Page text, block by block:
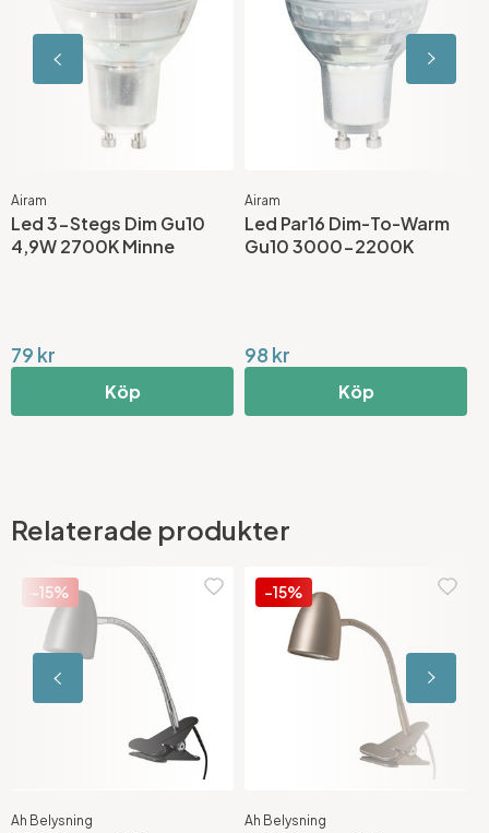
Airam
Led 3-Stegs Dim Gu10
4,9W 2700K Minne
79 kr
Köp
Airam
Led Par16 Dim-To-Warm
Gu10 3000-2200K
98 kr
Köp
Relaterade produkter
-15%
Ah Belysning
-15%
Ah Belysning